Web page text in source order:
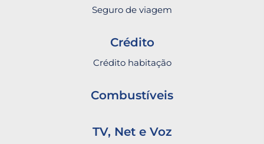
Seguro de viagem
Crédito
Crédito habitação
Combustíveis
TV, Net e Voz